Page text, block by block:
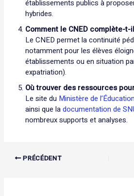
établissements publics à
hybrides.
Comment le CNED complète-t-
Le CNED permet la continuité
notamment pour les élèves
établissements ou en situation
expatriation).
Où trouver des ressources
Le site du Ministère de
ainsi que ladocumentation de
nombreux supports et analyses.
PRÉCÉDENT